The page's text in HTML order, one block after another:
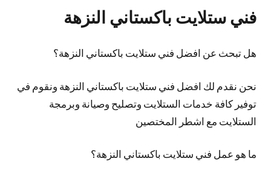
فني ستلايت باكستاني النزهة
هل تبحث عن افضل فني ستلايت باكستاني النزهة؟
نحن نقدم لك افضل فني ستلايت باكستاني النزهة ونقوم في
توفير كافة خدمات الستلايت وتصليح وصيانة وبرمجة
الستلايت مع اشطر المختصين
ما هو عمل فني ستلايت باكستاني النزهة؟